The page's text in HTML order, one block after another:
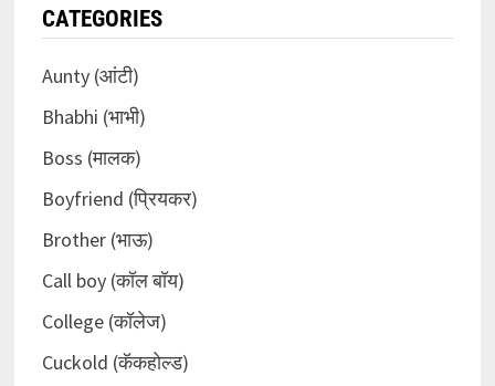
CATEGORIES
Aunty (आंटी)
Bhabhi (भाभी)
Boss (मालक)
Boyfriend (प्रियकर)
Brother (भाऊ)
Call boy (कॉल बॉय)
College (कॉलेज)
Cuckold (कॅकहोल्ड)